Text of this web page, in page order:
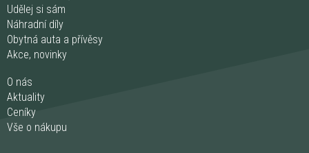
Udělej si sám
Náhradní díly
Obytná auta a přívěsy
Akce, novinky
O nás
Aktuality
Ceníky
Vše o nákupu